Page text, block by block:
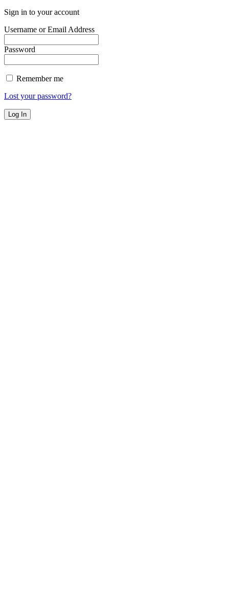
Sign in to your account
Username or Email Address
Password
Remember me
Lost your password?